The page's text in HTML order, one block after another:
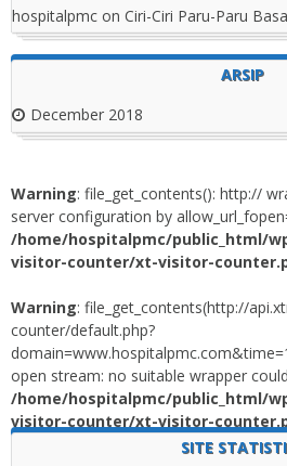
hospitalpmc on Ciri-Ciri Paru-Paru
ARSIP
December 2018
Warning: file_get_contents(): http://
server configuration by
/home/hospitalpmc/public_html/
visitor-counter/xt-visitor-
Warning: file_get_contents(http://
counter/default.php?
open stream: no suitable wrapper
/home/hospitalpmc/public_html/
visitor-counter/xt-visitor-
SITE